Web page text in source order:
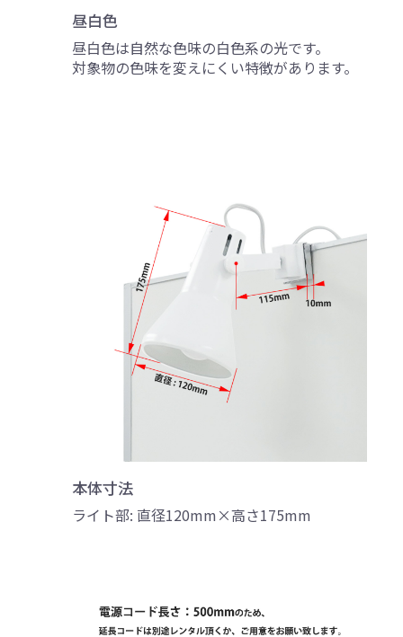
昼白色
昼白色は自然な色味の白色系の光です。
対象物の色味を変えにくい特徴があります。
本体寸法
ライト部: 直径120mm×高さ175mm